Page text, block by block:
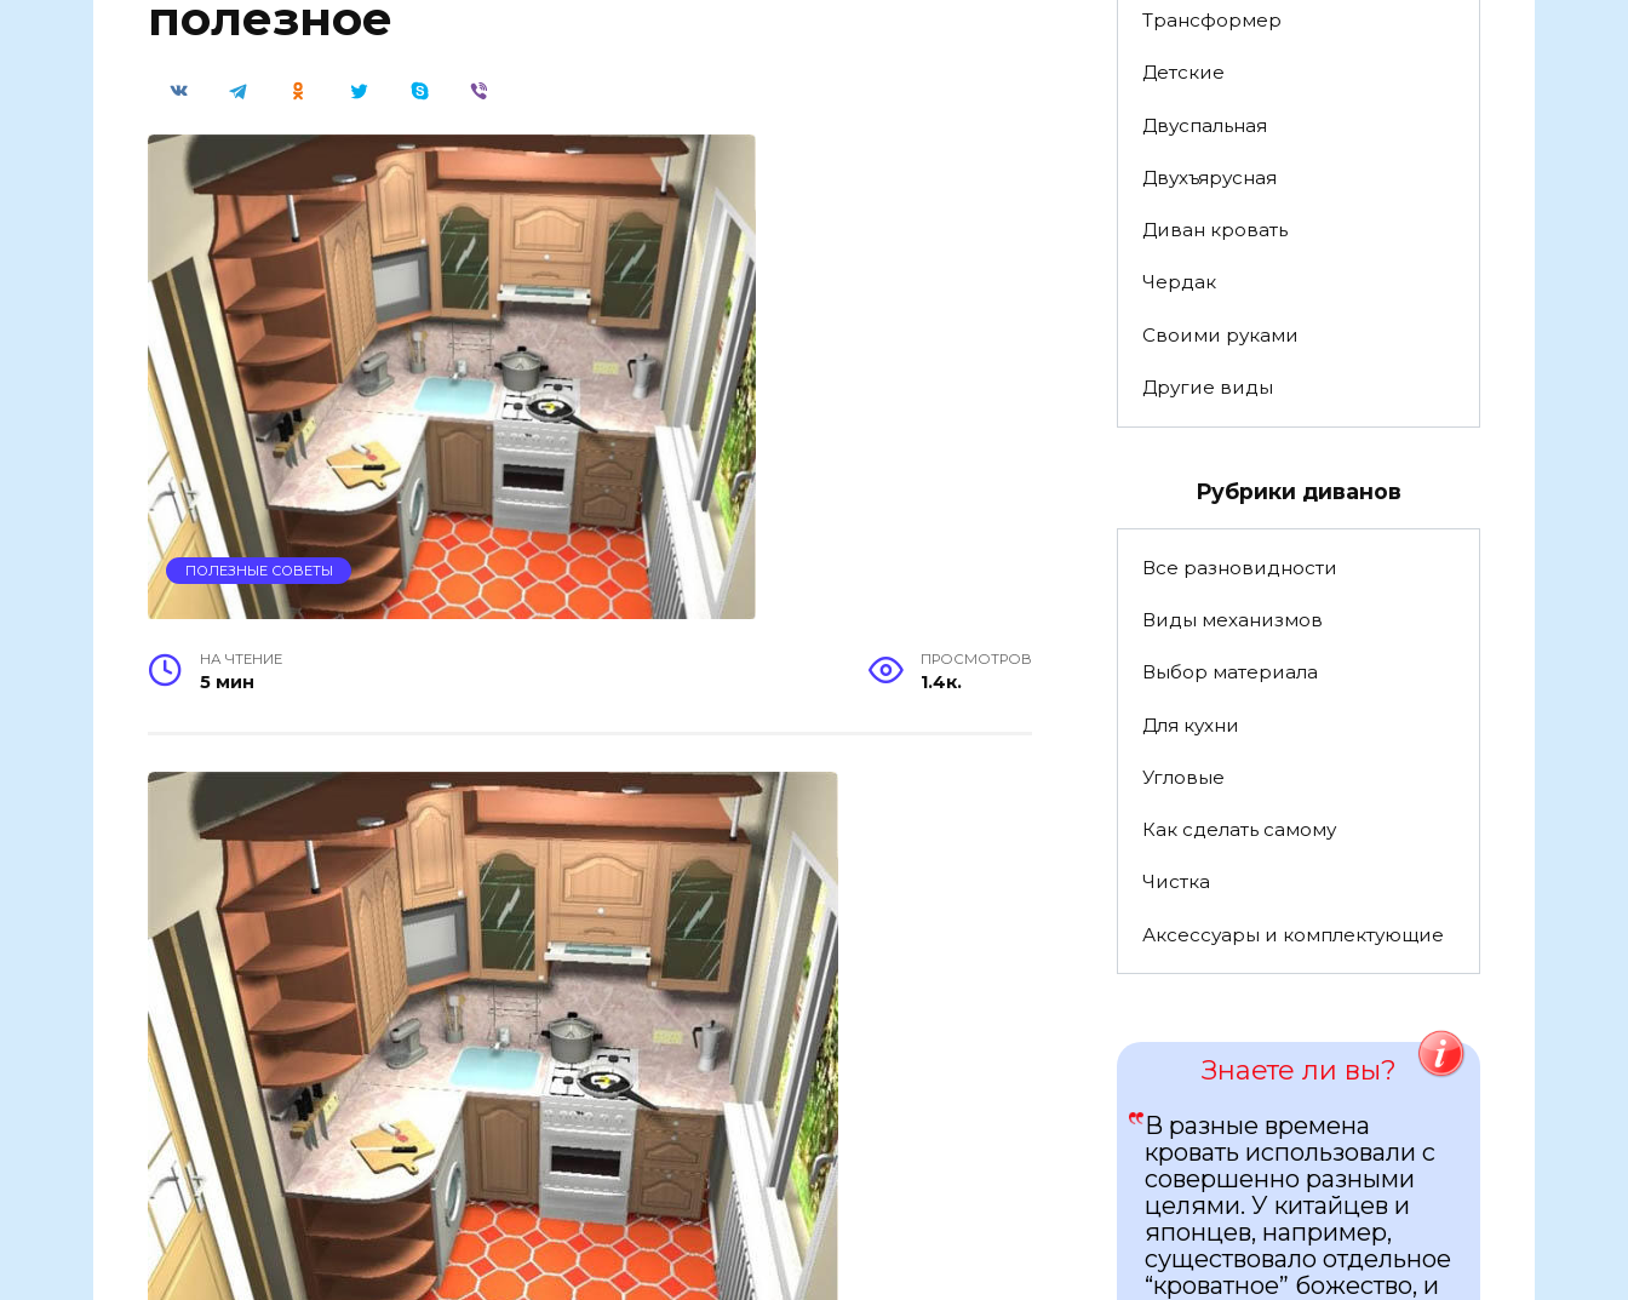
полезное
ПОЛЕЗНЫЕ СОВЕТЫ
НА ЧТЕНИЕ
5 мин
ПРОСМОТРОВ
1.4к.
Трансформер
Детские
Двуспальная
Двухъярусная
Диван кровать
Чердак
Своими руками
Другие виды
Рубрики диванов
Все разновидности
Виды механизмов
Выбор материала
Для кухни
Угловые
Как сделать самому
Чистка
Аксессуары и комплектующие
Знаете ли вы?
В разные времена
кровать использовали с
совершенно разными
целями. У китайцев и
японцев, например,
существовало отдельное
“кроватное” божество, и